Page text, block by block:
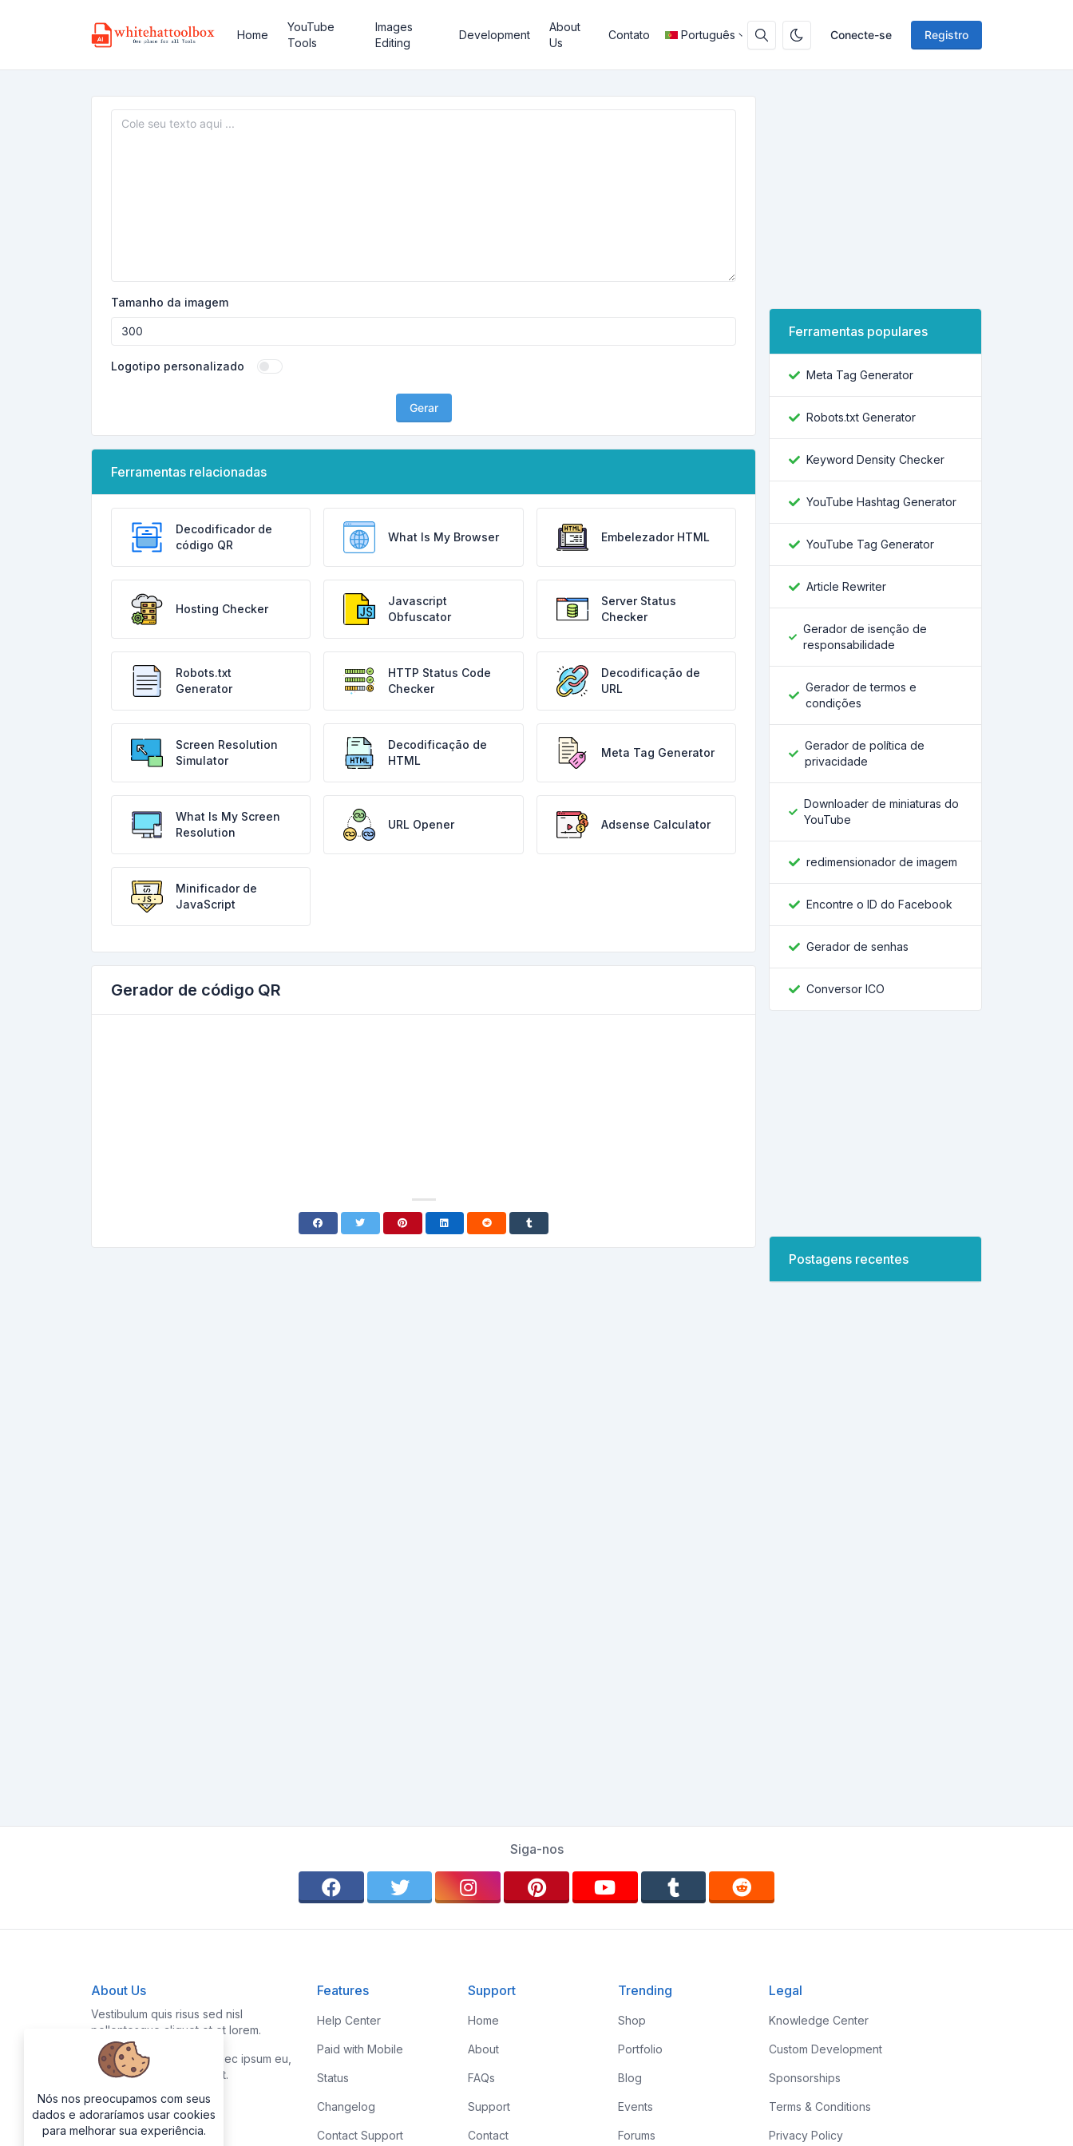
Conecte-se Registro
Home
YouTube
Tools
Images
Editing
Development
About
Us
Contato Português
Tamanho da imagem
Logotipo personalizado
Gerar
Ferramentas relacionadas
Decodificador de
código QR
What Is My Browser Embelezador HTML
Hosting Checker
Javascript
Obfuscator
Server Status
Checker
Robots.txt
Generator
HTTP Status Code
Checker
Decodificação de
URL
Screen Resolution
Simulator
Decodificação de
HTML
Meta Tag Generator
What Is My Screen
Resolution
URL Opener Adsense Calculator
Minificador de
JavaScript
Gerador de código QR
Ferramentas populares
Meta Tag Generator
Robots.txt Generator
Keyword Density Checker
YouTube Hashtag Generator
YouTube Tag Generator
Article Rewriter
Gerador de isenção de
responsabilidade
Gerador de termos e
condições
Gerador de política de
privacidade
Downloader de miniaturas do
YouTube
redimensionador de imagem
Encontre o ID do Facebook
Gerador de senhas
Conversor ICO
Postagens recentes
Siga-nos
About Us
Vestibulum quis risus sed nisl
pellentesque aliquet et et lorem.
Fusce nibh nisl, gravida nec ipsum eu,
feugiat condimentum velit.
Features
Help Center
Paid with Mobile
Status
Changelog
Contact Support
Support
Home
About
FAQs
Support
Contact
Trending
Shop
Portfolio
Blog
Events
Forums
Legal
Knowledge Center
Custom Development
Sponsorships
Terms & Conditions
Privacy Policy
Nós nos preocupamos com seus
dados e adoraríamos usar cookies
para melhorar sua experiência.